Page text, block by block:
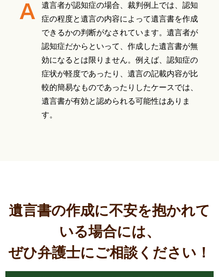
遺言者が認知症の場合、裁判例上では、認知
症の程度と遺言の内容によって遺言書を作成
できるかの判断がなされています。遺言者が
認知症だからといって、作成した遺言書が無
効になるとは限りません。例えば、認知症の
症状が軽度であったり、遺言の記載内容が比
較的簡易なものであったりしたケースでは、
遺言書が有効と認められる可能性はありま
す。
遺言書の作成に不安を抱かれて
いる場合には、
ぜひ弁護士にご相談ください！